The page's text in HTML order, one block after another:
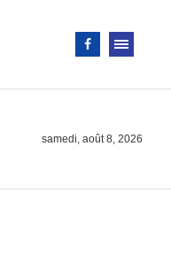
samedi, août 8, 2026